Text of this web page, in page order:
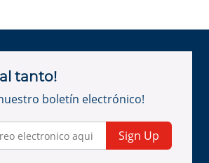
tanto!
boletín electrónico!
Sign Up